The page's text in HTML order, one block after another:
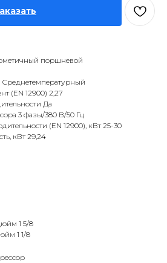
поршневой
(EN 12900) 2,27
Да
3 фазы/380 В/50 Гц
(EN 12900), кВт 25-30
кВт 29,24
1 5/8
1 1/8